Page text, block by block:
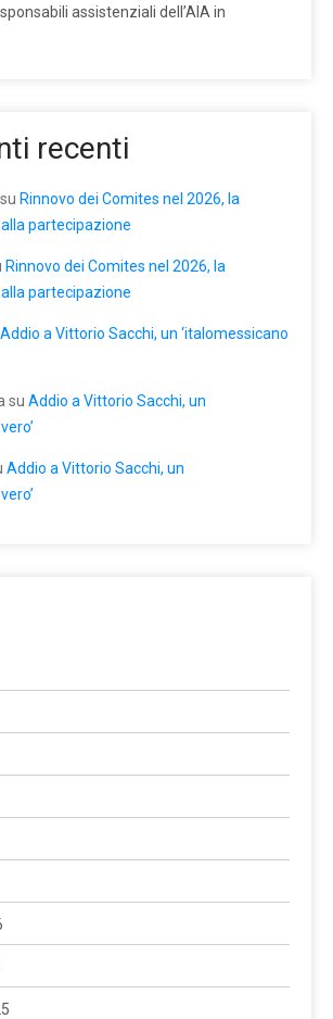
assistenziali dell’AIA in
recenti
su Rinnovo dei Comites nel 2026, la
partecipazione
Rinnovo dei Comites nel 2026, la
partecipazione
Addio a Vittorio Sacchi, un ‘italomessicano
su Addio a Vittorio Sacchi, un
Addio a Vittorio Sacchi, un